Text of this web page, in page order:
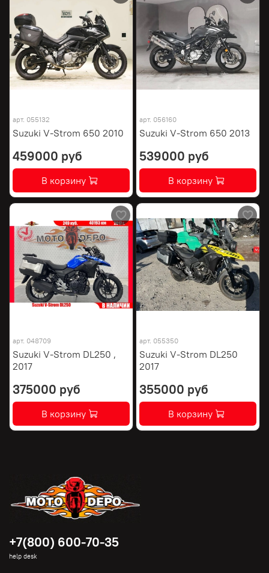
арт. 055132
Suzuki V-Strom 650 2010
459000 руб
В корзину
арт. 056160
Suzuki V-Strom 650 2013
539000 руб
В корзину
арт. 048709
Suzuki V-Strom DL250 ,
2017
375000 руб
В корзину
арт. 055350
Suzuki V-Strom DL250
2017
355000 руб
В корзину
+7(800) 600-70-35
help desk